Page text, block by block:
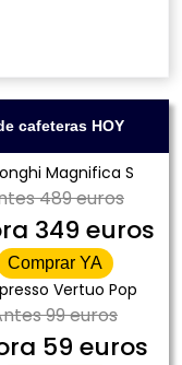
cafeteras HOY
Magnifica S
489 euros
349 euros
Comprar YA
Vertuo Pop
99 euros
59 euros